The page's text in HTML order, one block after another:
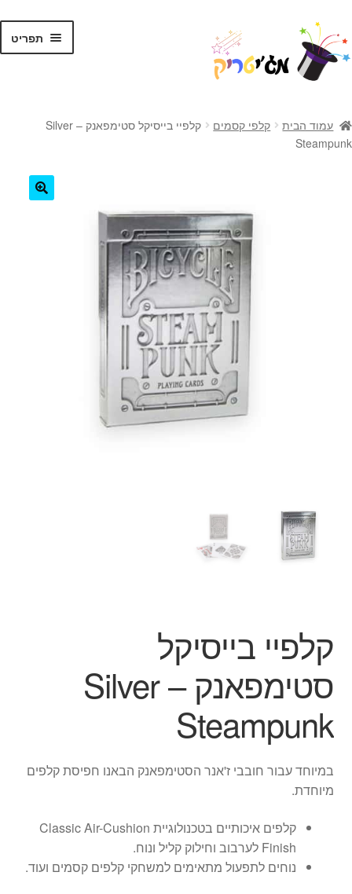
דלג
לניווט
לדלג
לתוכן
תפריט
קסמים לילדים
עמוד הבית קלפי קסמים
קלפיי בייסיקל סטימפאנק – Silver
Steampunk
קלפיי בייסיקל
סטימפאנק – Silver
Steampunk
במיוחד עבור חובבי ז'אנר הסטימפאנק הבאנו חפיסת קלפים
מיוחדת.
קלפים איכותיים בטכנולוגיית Classic Air-Cushion
Finish לערבוב וחילוק קליל ונוח.
נוחים לתפעול מתאימים למשחקי קלפים קסמים ועוד.